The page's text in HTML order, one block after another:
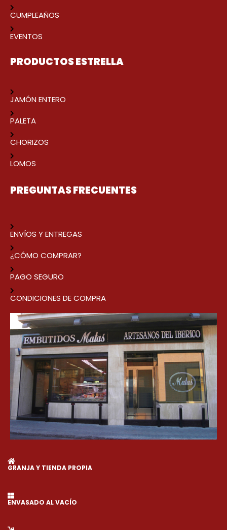
CUMPLEAÑOS
EVENTOS
PRODUCTOS ESTRELLA
JAMÓN ENTERO
PALETA
CHORIZOS
LOMOS
PREGUNTAS FRECUENTES
ENVÍOS Y ENTREGAS
¿CÓMO COMPRAR?
PAGO SEGURO
CONDICIONES DE COMPRA
GRANJA Y TIENDA PROPIA
ENVASADO AL VACÍO